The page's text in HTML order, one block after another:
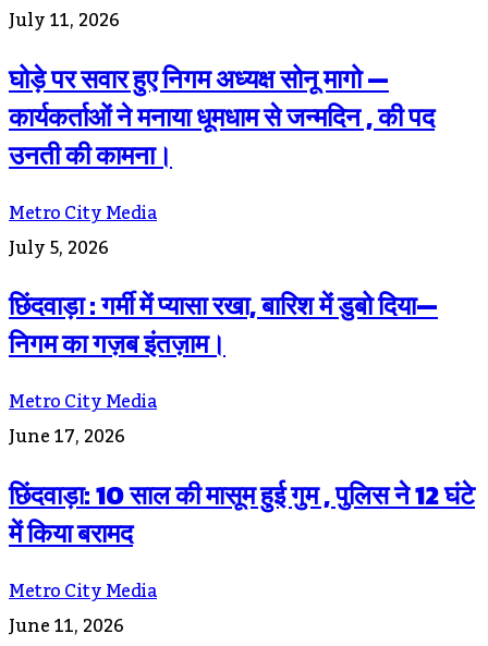
July 11, 2026
घोड़े पर सवार हुए निगम अध्यक्ष सोनू मागो —
कार्यकर्ताओं ने मनाया धूमधाम से जन्मदिन , की पद
उनती की कामना।
Metro City Media
July 5, 2026
छिंदवाड़ा : गर्मी में प्यासा रखा, बारिश में डुबो दिया—
निगम का गज़ब इंतज़ाम।
Metro City Media
June 17, 2026
छिंदवाड़ा: 10 साल की मासूम हुई गुम , पुलिस ने 12 घंटे
में किया बरामद
Metro City Media
June 11, 2026